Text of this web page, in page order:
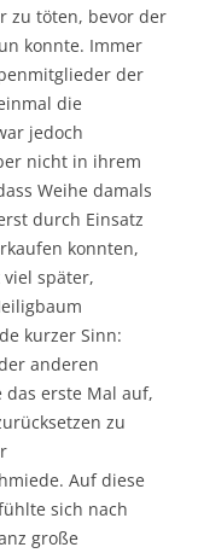
zu töten, bevor der
konnte. Immer
der
die
jedoch
nicht in ihrem
Weihe damals
durch Einsatz
konnten,
später,
kurzer Sinn:
anderen
erste Mal auf,
zu
Auf diese
sich nach
große